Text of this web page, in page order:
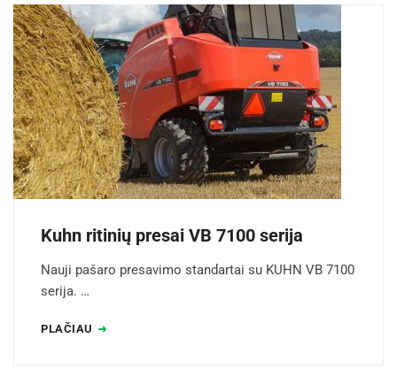
Kuhn ritinių presai VB 7100 serija
Nauji pašaro presavimo standartai su KUHN VB 7100
serija. …
PLAČIAU